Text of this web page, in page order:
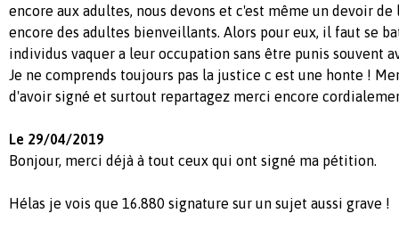
encore aux adultes, nous devons et c'est même un devoir
encore des adultes bienveillants. Alors pour eux, il faut se
individus vaquer a leur occupation sans être punis souvent
Je ne comprends toujours pas la justice c est une honte !
d'avoir signé et surtout repartagez merci encore
Le 29/04/2019
Bonjour, merci déjà à tout ceux qui ont signé ma pétition.
Hélas je vois que 16.880 signature sur un sujet aussi grave !